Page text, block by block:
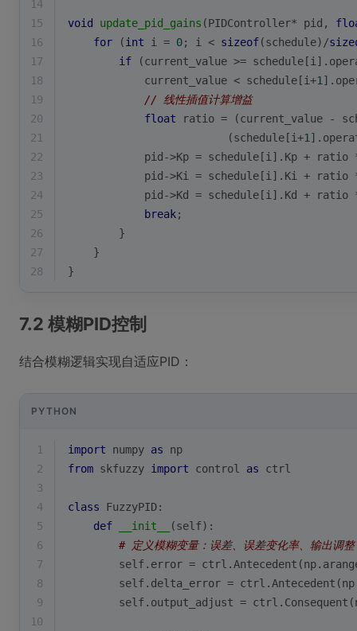
14
15
void update_pid_gains (PIDController* pid,
16
for (int i = 0; i < sizeof(schedule)/
17
if (current_value >=
18
            current_value < schedule[i+
1
19
// 线性插值计算增益
20
float ratio = (current_value -
21
                         (schedule[i+
1
22
pid->Kp = schedule[i].Kp + ratio
23
pid->Ki = schedule[i].Ki + ratio
24
pid->Kd = schedule[i].Kd + ratio
25
break;
26
        }
27
    }
28
}
7.2 模糊PID控制
结合模糊逻辑实现自适应PID：
PYTHON
1 import numpy as np
2
from skfuzzy import control as ctrl
3
4
class FuzzyPID:
5
def __init__ (self):
6
# 定义模糊变量：误差、误差变化率、输出调整
7
self.error =
8
self.delta_error =
9
self.output_adjust =
10